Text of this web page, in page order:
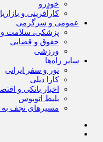
خودرو
کارآفرینی و
عمومی و سرگرمی
پزشکی، سلامت و
حقوق و قضایی
ورزشی
سایر راه‌ها
تور و سفر ایرانی
کارا دیلی
اخبار بانکی و
بلیط اتوبوس
مسیرهای نجف به